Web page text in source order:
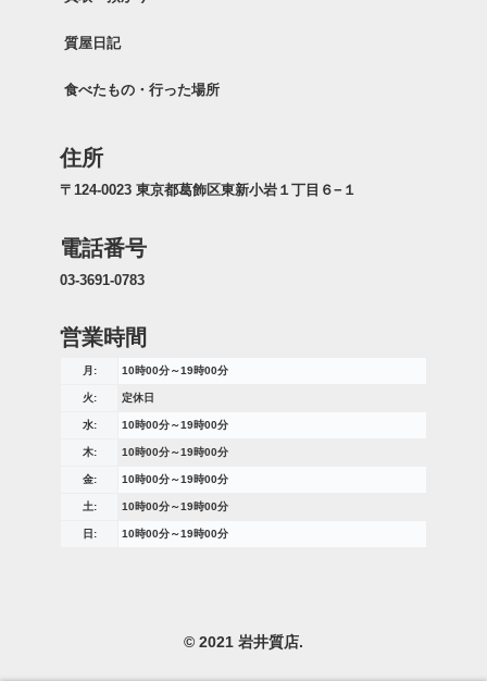
質屋日記
食べたもの・行った場所
住所
〒124-0023 東京都葛飾区東新小岩１丁目６−１
電話番号
03-3691-0783
営業時間
月: 10時00分～19時00分
火: 定休日
水: 10時00分～19時00分
木: 10時00分～19時00分
金: 10時00分～19時00分
土: 10時00分～19時00分
日: 10時00分～19時00分
© 2021 岩井質店.